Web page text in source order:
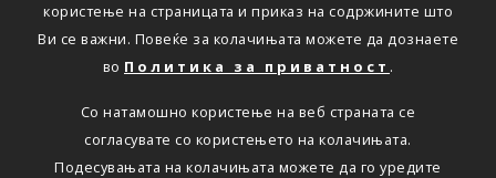
користење на страницата и приказ на содржините што
Ви се важни. Повеќе за колачињата можете да дознаете
во Политика за приватност .
Со натамошно користење на веб страната се
согласувате со користењето на колачињата.
Подесувањата на колачињата можете да го уредите